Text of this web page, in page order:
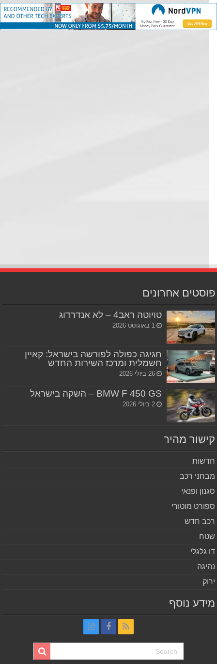
אחרונים
טויוטה ראב4 – לא אנדרדוג
1 באוגוסט 2026
חגיגה כפולה לפורשה בישראל: קאיין
חשמלית ומרכז השירות החדש
26 ביולי 2026
BMW F 450 GS – השקה בישראל
2 ביולי 2026
מהיר
רכב
ופנאי
מוטורי
חדש
גלגלי
נוסף